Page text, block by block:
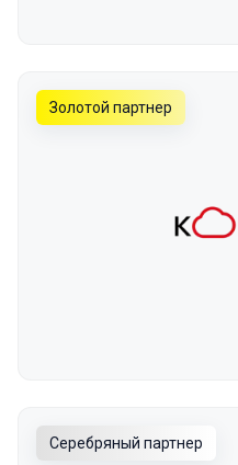
Золотой партнер
Серебряный партнер